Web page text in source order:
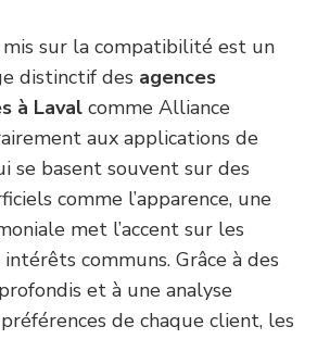
mis sur la compatibilité est un
distinctif des agences
à Laval comme Alliance
aux applications de
se basent souvent sur des
comme l’apparence, une
met l’accent sur les
communs. Grâce à des
et à une analyse
de chaque client, les